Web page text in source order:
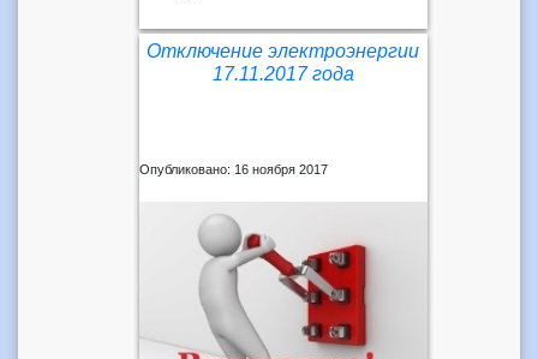
Отключение электроэнергии
17.11.2017 года
Опубликовано: 16 ноября 2017